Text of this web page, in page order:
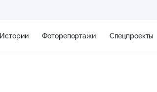
Истории Фоторепортажи Спецпроекты